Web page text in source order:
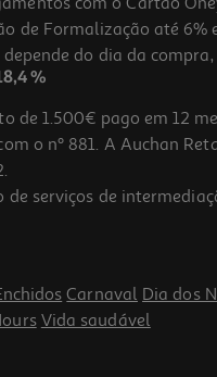
de Formalização até
do dia da
%
de 1.500€ pago em 12
o nº 881. A Auchan
serviços de
Carnaval Dia dos
Vida saudável